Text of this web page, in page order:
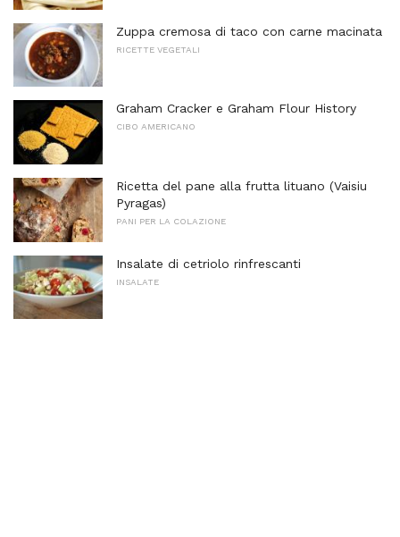
Zuppa cremosa di taco con carne macinata
RICETTE VEGETALI
Graham Cracker e Graham Flour History
CIBO AMERICANO
Ricetta del pane alla frutta lituano (Vaisiu
Pyragas)
PANI PER LA COLAZIONE
Insalate di cetriolo rinfrescanti
INSALATE